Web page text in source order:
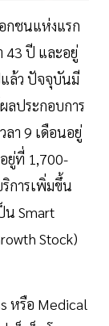
กชนแห่งแรก
43 ปี และอยู่
ล้ว ปัจจุบันมี
ลประกอบการ
ลา 9 เดือนอยู่
ยู่ที่ 1,700-
การเพิ่มขึ้น
น Smart
Stock)
หรือ Medical